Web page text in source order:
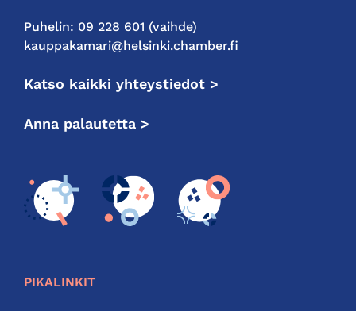
Puhelin: 09 228 601 (vaihde)
kauppakamari@helsinki.chamber.fi
Katso kaikki yhteystiedot >
Anna palautetta >
PIKALINKIT